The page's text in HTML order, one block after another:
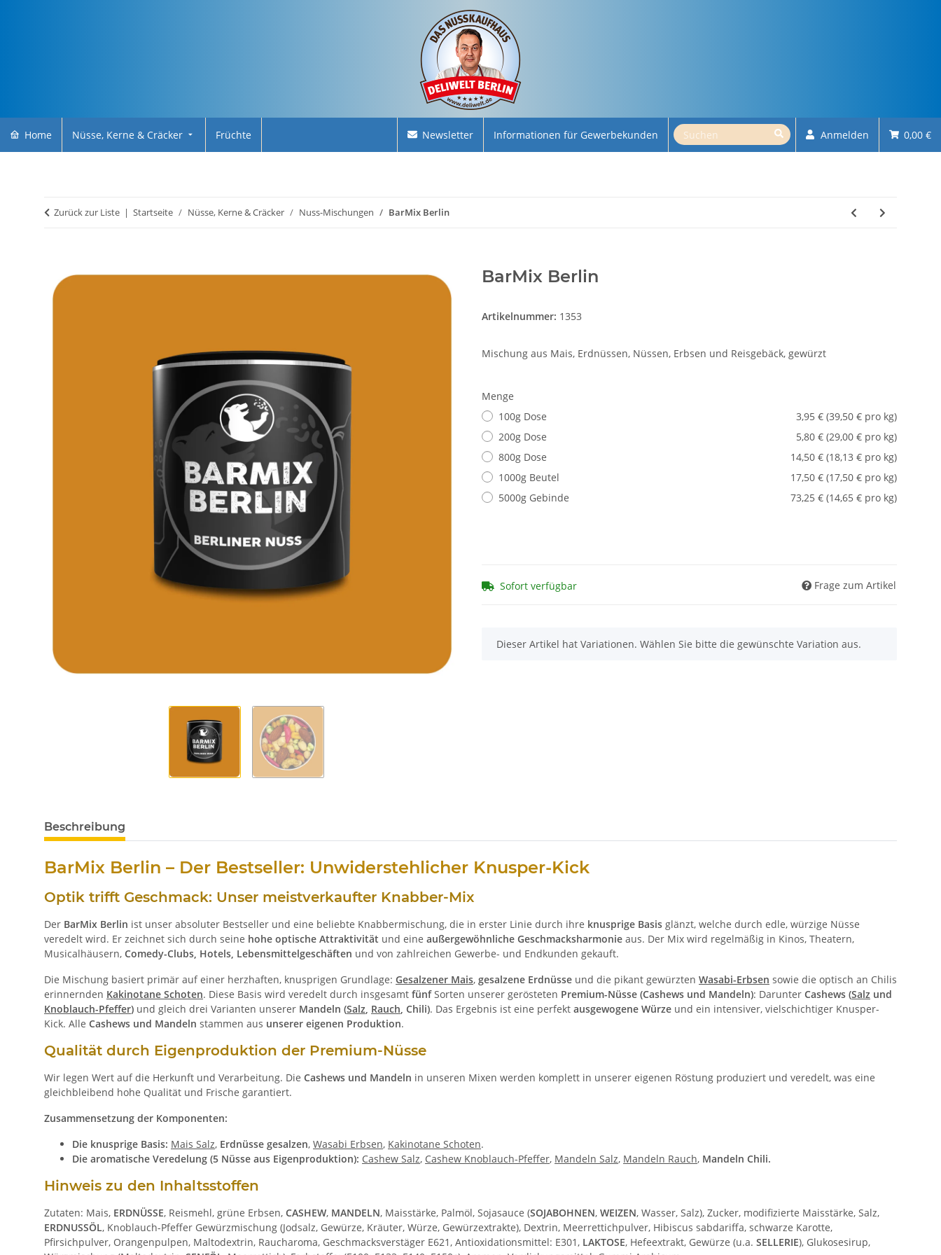
Home Nüsse, Kerne & Cräcker Früchte Newsletter Informationen für Gewerbekunden Anmelden 0,00 €
Zurück zur Liste Startseite Nüsse, Kerne & Cräcker Nuss-Mischungen BarMix Berlin
BarMix Berlin
Artikelnummer: 1353
Mischung aus Mais, Erdnüssen, Nüssen, Erbsen und Reisgebäck, gewürzt
Menge
100g Dose
3,95 € (39,50 € pro kg)
200g Dose
5,80 € (29,00 € pro kg)
800g Dose
14,50 € (18,13 € pro kg)
1000g Beutel
17,50 € (17,50 € pro kg)
5000g Gebinde
73,25 € (14,65 € pro kg)
Sofort verfügbar Frage zum Artikel
x
Dieser Artikel hat Variationen. Wählen Sie bitte die gewünschte Variation aus.
Beschreibung
BarMix Berlin – Der Bestseller: Unwiderstehlicher Knusper-Kick
Optik trifft Geschmack: Unser meistverkaufter Knabber-Mix
Der BarMix Berlin ist unser absoluter Bestseller und eine beliebte Knabbermischung, die in erster Linie durch ihre knusprige Basis glänzt, welche durch edle, würzige Nüsse
veredelt wird. Er zeichnet sich durch seine hohe optische Attraktivität und eine außergewöhnliche Geschmacksharmonie aus. Der Mix wird regelmäßig in Kinos, Theatern,
Musicalhäusern, Comedy-Clubs, Hotels, Lebensmittelgeschäften und von zahlreichen Gewerbe- und Endkunden gekauft.
Die Mischung basiert primär auf einer herzhaften, knusprigen Grundlage: Gesalzener Mais, gesalzene Erdnüsse und die pikant gewürzten Wasabi-Erbsen sowie die optisch an Chilis
erinnernden Kakinotane Schoten. Diese Basis wird veredelt durch insgesamt fünfSorten unserer gerösteten Premium-Nüsse (Cashews und Mandeln): Darunter Cashews (Salz und
Knoblauch-Pfeffer) und gleich drei Varianten unserer Mandeln (Salz Rauch , Chili). Das Ergebnis ist eine perfekt ausgewogene Würze und ein intensiver, vielschichtiger Knusper-
Kick. Alle Cashews und Mandeln stammen aus unserer eigenen Produktion.
Qualität durch Eigenproduktion der Premium-Nüsse
Wir legen Wert auf die Herkunft und Verarbeitung. Die Cashews und Mandeln in unseren Mixen werden komplett in unserer eigenen Röstung produziert und veredelt, was eine
gleichbleibend hohe Qualität und Frische garantiert.
Zusammensetzung der Komponenten:
Die knusprige Basis: Mais Salz, Erdnüsse gesalzen, Wasabi Erbsen, Kakinotane Schoten.
Die aromatische Veredelung (5 Nüsse aus Eigenproduktion): Cashew Salz, Cashew Knoblauch-Pfeffer, Mandeln Salz, Mandeln Rauch, Mandeln Chili.
Hinweis zu den Inhaltsstoffen
Zutaten: Mais, ERDNÜSSE, Reismehl, grüne Erbsen, CASHEW, MANDELN, Maisstärke, Palmöl, Sojasauce (SOJABOHNEN, WEIZEN, Wasser, Salz), Zucker, modifizierte Maisstärke, Salz,
ERDNUSSÖL, Knoblauch-Pfeffer Gewürzmischung (Jodsalz, Gewürze, Kräuter, Würze, Gewürzextrakte), Dextrin, Meerrettichpulver, Hibiscus sabdariffa, schwarze Karotte,
Pfirsichpulver, Orangenpulpen, Maltodextrin, Raucharoma, Geschmacksverstäger E621, Antioxidationsmittel: E301, LAKTOSE, Hefeextrakt, Gewürze (u.a. SELLERIE), Glukosesirup,